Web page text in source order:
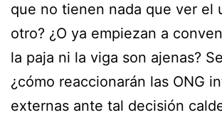
que no tienen nada que ver el
otro? ¿O ya empiezan a
la paja ni la viga son ajenas?
¿cómo reaccionarán las ONG
externas ante tal decisión